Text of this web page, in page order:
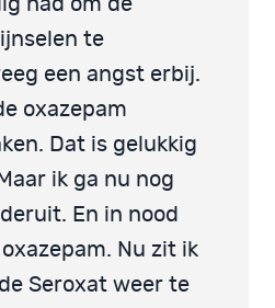
had om de
te
een angst erbij.
oxazepam
Dat is gelukkig
ik ga nu nog
En in nood
Nu zit ik
Seroxat weer te